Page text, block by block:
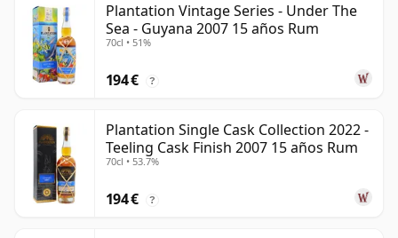
Plantation Vintage Series - Under The
Sea - Guyana 2007 15 años Rum
70cl • 51%
194 € ?
Plantation Single Cask Collection 2022 -
Teeling Cask Finish 2007 15 años Rum
70cl • 53.7%
194 € ?